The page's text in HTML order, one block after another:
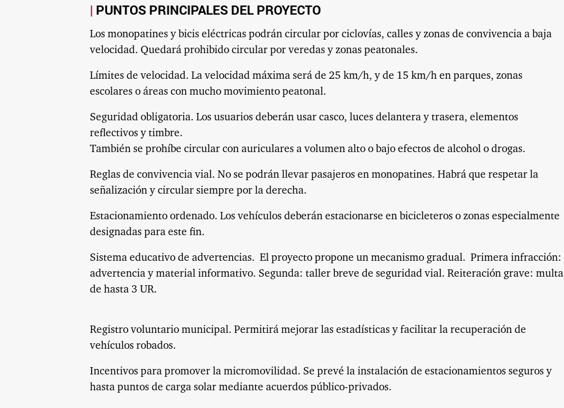
PUNTOS PRINCIPALES DEL PROYECTO
Los monopatines y bicis eléctricas podrán circular por ciclovías, calles y zonas de convivencia a baja
velocidad. Quedará prohibido circular por veredas y zonas peatonales.
Límites de velocidad. La velocidad máxima será de 25 km/h, y de 15 km/h en parques, zonas
escolares o áreas con mucho movimiento peatonal.
Seguridad obligatoria. Los usuarios deberán usar casco, luces delantera y trasera, elementos
reflectivos y timbre.
También se prohíbe circular con auriculares a volumen alto o bajo efectos de alcohol o drogas.
Reglas de convivencia vial. No se podrán llevar pasajeros en monopatines. Habrá que respetar la
señalización y circular siempre por la derecha.
Estacionamiento ordenado. Los vehículos deberán estacionarse en bicicleteros o zonas especialmente
designadas para este fin.
Sistema educativo de advertencias. El proyecto propone un mecanismo gradual. Primera infracción:
advertencia y material informativo. Segunda: taller breve de seguridad vial. Reiteración grave: multa
de hasta 3 UR.
Registro voluntario municipal. Permitirá mejorar las estadísticas y facilitar la recuperación de
vehículos robados.
Incentivos para promover la micromovilidad. Se prevé la instalación de estacionamientos seguros y
hasta puntos de carga solar mediante acuerdos público-privados.